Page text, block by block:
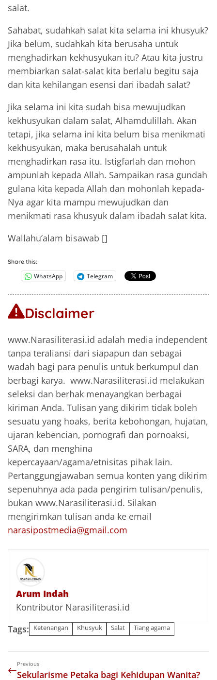
salat.
Sahabat, sudahkah salat kita selama ini khusyuk?
Jika belum, sudahkah kita berusaha untuk
menghadirkan kekhusyukan itu? Atau kita justru
membiarkan salat-salat kita berlalu begitu saja
dan kita kehilangan esensi dari ibadah salat?
Jika selama ini kita sudah bisa mewujudkan
kekhusyukan dalam salat, Alhamdulillah. Akan
tetapi, jika selama ini kita belum bisa menikmati
kekhusyukan, maka berusahalah untuk
menghadirkan rasa itu. Istigfarlah dan mohon
ampunlah kepada Allah. Sampaikan rasa gundah
gulana kita kepada Allah dan mohonlah kepada-
Nya agar kita mampu mewujudkan dan
menikmati rasa khusyuk dalam ibadah salat kita.
Wallahu’alam bisawab []
Share this:
WhatsApp Telegram
Disclaimer
www.Narasiliterasi.id adalah media independent
tanpa teraliansi dari siapapun dan sebagai
wadah bagi para penulis untuk berkumpul dan
berbagi karya. www.Narasiliterasi.id melakukan
seleksi dan berhak menayangkan berbagai
kiriman Anda. Tulisan yang dikirim tidak boleh
sesuatu yang hoaks, berita kebohongan, hujatan,
ujaran kebencian, pornografi dan pornoaksi,
SARA, dan menghina
kepercayaan/agama/etnisitas pihak lain.
Pertanggungjawaban semua konten yang dikirim
sepenuhnya ada pada pengirim tulisan/penulis,
bukan www.Narasiliterasi.id. Silakan
mengirimkan tulisan anda ke email
narasipostmedia@gmail.com
Arum Indah
Kontributor Narasiliterasi.id
Tags:
Ketenangan Khusyuk Salat Tiang agama
Previous
Sekularisme Petaka bagi Kehidupan Wanita?